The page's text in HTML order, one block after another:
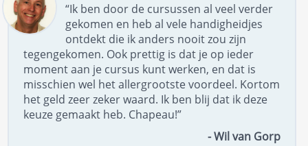
“Ik ben door de cursussen al veel verder
gekomen en heb al vele handigheidjes
ontdekt die ik anders nooit zou zijn
tegengekomen. Ook prettig is dat je op ieder
moment aan je cursus kunt werken, en dat is
misschien wel het allergrootste voordeel. Kortom
het geld zeer zeker waard. Ik ben blij dat ik deze
keuze gemaakt heb. Chapeau!”
- Wil van Gorp